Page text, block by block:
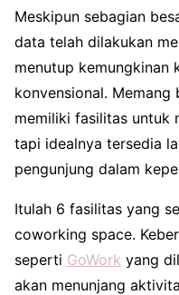
Meskipun sebagian
data telah dilakukan
menutup kemungkinan
konvensional.
memiliki fasilitas untuk
tapi idealnya tersedia
pengunjung dalam
Itulah 6 fasilitas yang
coworking space.
seperti GoWork yang
akan menunjang